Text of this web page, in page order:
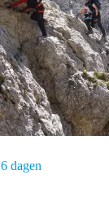
6 dagen